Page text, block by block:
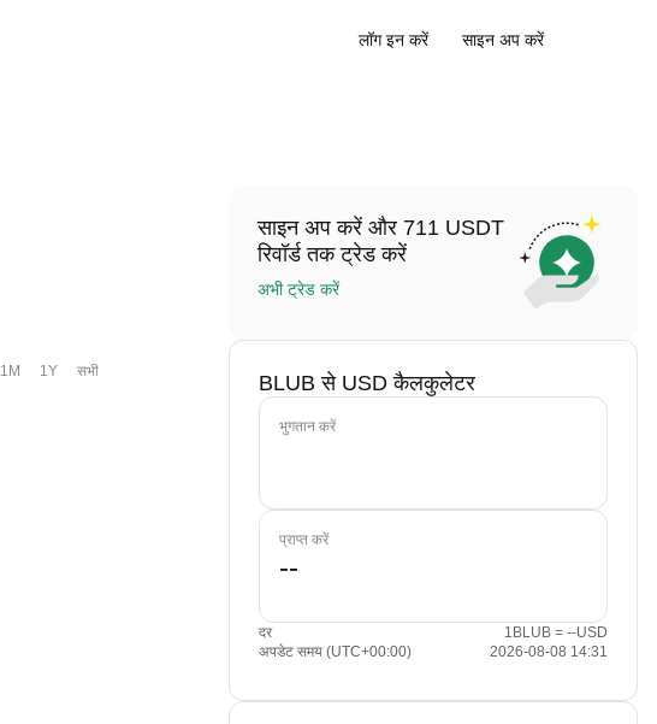
लॉग इन करें साइन अप करें
1M 1Y सभी
साइन अप करें और 711 USDT
रिवॉर्ड तक ट्रेड करें
अभी ट्रेड करें
BLUB से USD कैलकुलेटर
भुगतान करें
प्राप्त करें
दर
1BLUB = --USD
अपडेट समय (UTC+00:00)
2026-08-08 14:31